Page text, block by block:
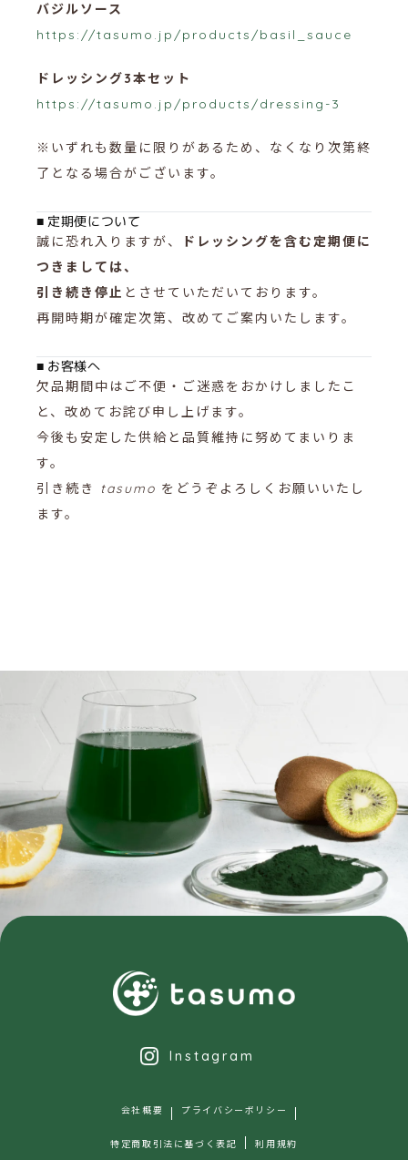
バジルソース
https://tasumo.jp/products/basil_sauce
ドレッシング3本セット
https://tasumo.jp/products/dressing-3
※いずれも数量に限りがあるため、なくなり次第終
了となる場合がございます。
■ 定期便について
誠に恐れ入りますが、
ドレッシングを含む定期便に
つきましては、
引き続き停止 とさせていただいております。
再開時期が確定次第、改めてご案内いたします。
■ お客様へ
欠品期間中はご不便・ご迷惑をおかけしましたこ
と、改めてお詫び申し上げます。
今後も安定した供給と品質維持に努めてまいりま
す。
引き続き
tasumo をどうぞよろしくお願いいたし
ます。
Instagram
会社概要 プライバシーポリシー
特定商取引法に基づく表記 利用規約